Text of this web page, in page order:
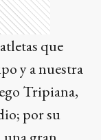
gran
cinturón
Diego
la cima del
consistencia